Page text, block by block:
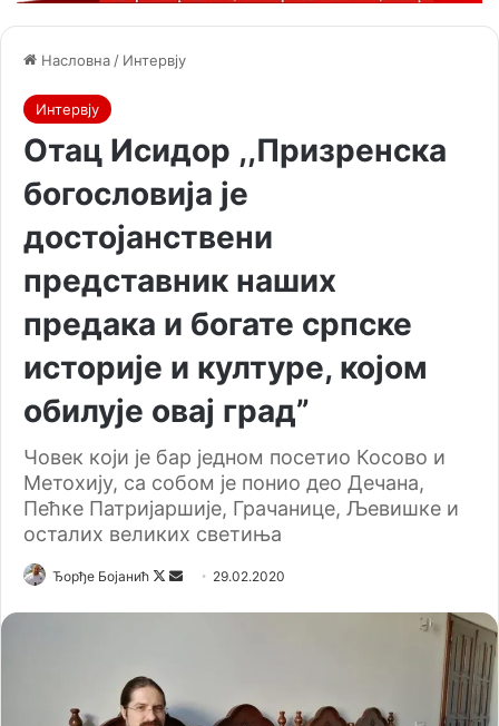
Насловна / Интервју
Интервју
Отац Исидор ,,Призренска
богословија је
достојанствени
представник наших
предака и богате српске
историје и културе, којом
обилује овај град”
Човек који је бар једном посетио Косово и
Метохију, са собом је понио део Дечана,
Пећке Патријаршије, Грачанице, Љевишке и
осталих великих светиња
Ђорђе Бојанић
F
wn
29.02.2020